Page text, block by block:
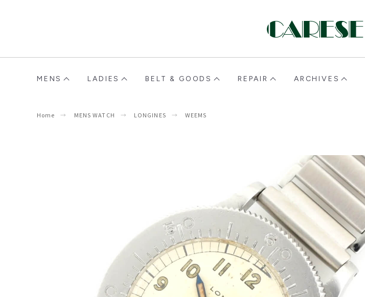
MENS LADIES BELT & GOODS REPAIR ARCHIVES
Home MENS WATCH LONGINES WEEMS